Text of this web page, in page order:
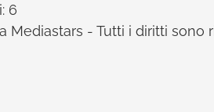
6
Mediastars - Tutti i diritti sono